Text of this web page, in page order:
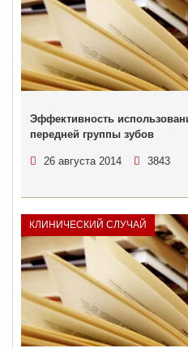
Эффективность
передней группы зубов
26 августа 2014 3843
КЛИНИЧЕСКИЙ СЛУЧАЙ